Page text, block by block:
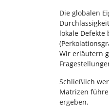
Die globalen
lokale
Wir erläutern
Schließlich
Matrizen
ergeben.